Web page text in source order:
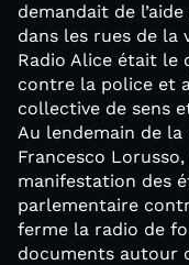
demandait de
dans les rues de la
Radio Alice était le
contre la police et
collective de sens
Au lendemain de
Francesco
manifestation des
parlementaire
ferme la radio de
documents autour